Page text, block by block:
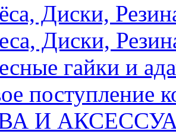
Диски,
Диски,
гайки и
поступление
И